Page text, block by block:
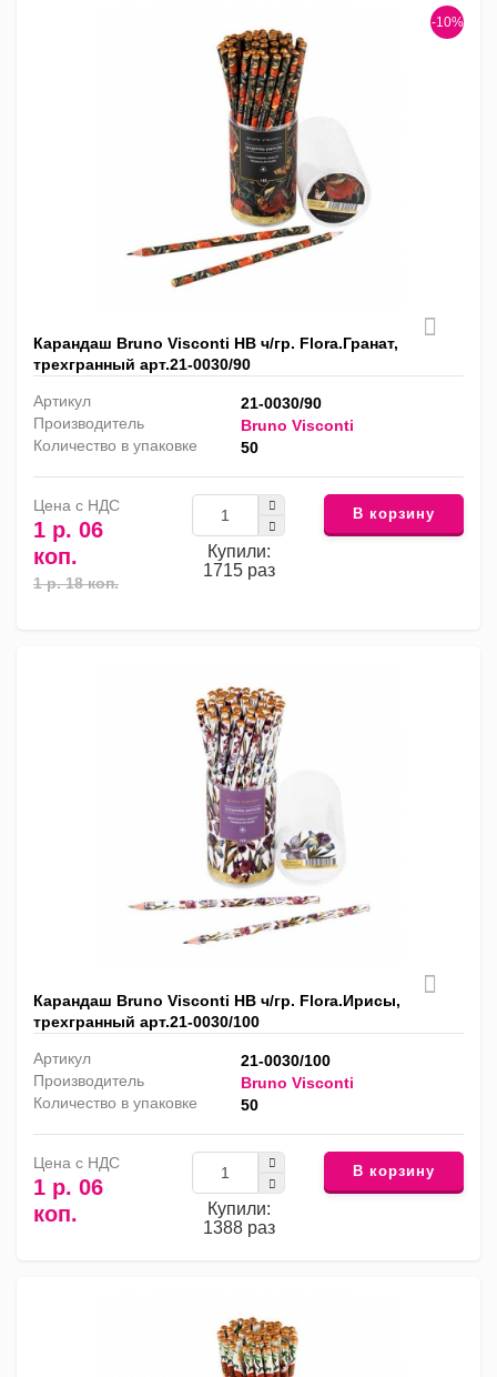
-10%
Карандаш Bruno Visconti HB ч/гр. Flora.Гранат,
трехгранный арт.21-0030/90
Артикул
21-0030/90
Производитель
Bruno Visconti
Количество в упаковке
50
Цена с НДС
1 р. 06
коп.
1 р. 18 коп.
Купили:
1715 раз
В корзину
Карандаш Bruno Visconti HB ч/гр. Flora.Ирисы,
трехгранный арт.21-0030/100
Артикул
21-0030/100
Производитель
Bruno Visconti
Количество в упаковке
50
Цена с НДС
1 р. 06
коп.
Купили:
1388 раз
В корзину